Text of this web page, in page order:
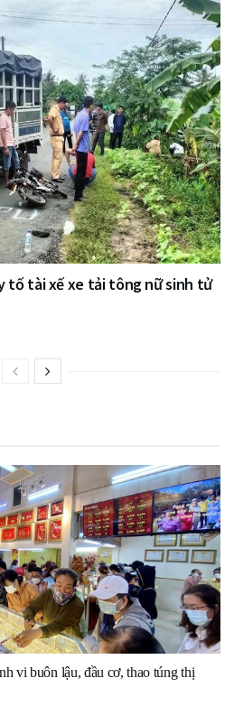
tố tài xế xe tải tông nữ sinh tử
vi buôn lậu, đầu cơ, thao túng thị